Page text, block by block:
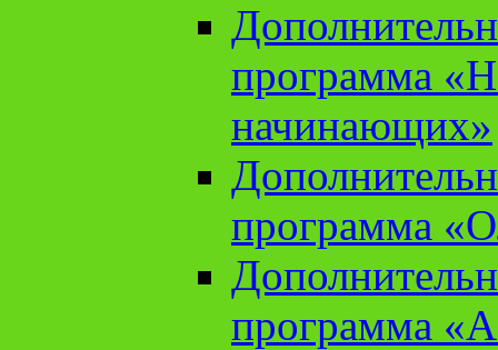
программа
начинающих»
программа
программа